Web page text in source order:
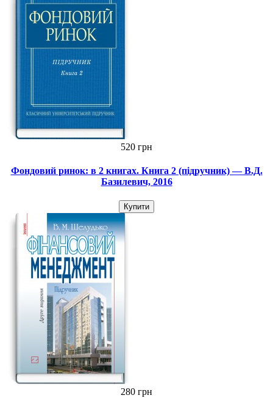
520 грн
Фондовий ринок: в 2 книгах. Книга 2 (підручник) — В.Д.
Базилевич, 2016
Купити
280 грн